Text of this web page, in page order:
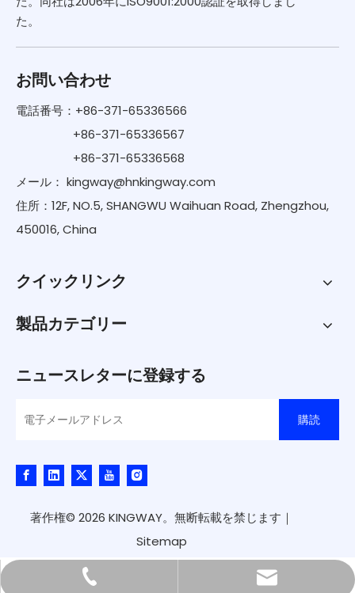
た。
お問い合わせ
電話番号：+86-371-65336566
+86-371-65336567
+86-371-65336568
メール： kingway@hnkingway.com
住所：12F, NO.5, SHANGWU Waihuan Road, Zhengzhou,
450016, China
クイックリンク
製品カテゴリー
ニュースレターに登録する
購読
著作権© 2026 KINGWAY。無断転載を禁じます｜
Sitemap